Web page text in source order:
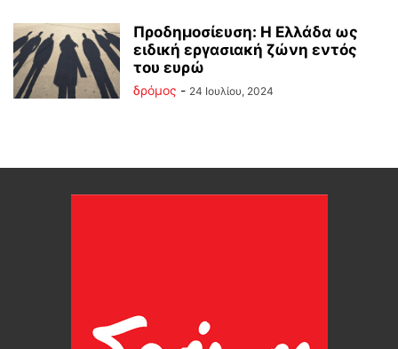
Προδημοσίευση: Η Ελλάδα ως
ειδική εργασιακή ζώνη εντός
του ευρώ
δρόμος - 24 Ιουλίου, 2024